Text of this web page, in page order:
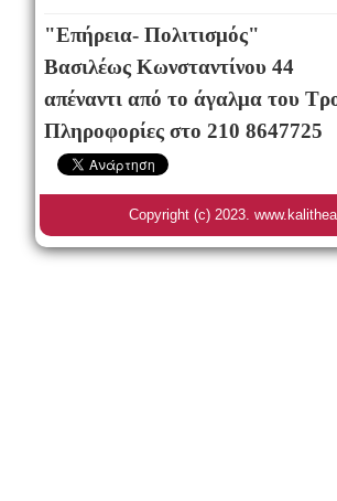
"Επήρεια- Πολιτισμός"
Βασιλέως Κωνσταντίνου 44
απέναντι από το άγαλμα του
Πληροφορίες στο 210 8647725
Copyright (c) 2023.